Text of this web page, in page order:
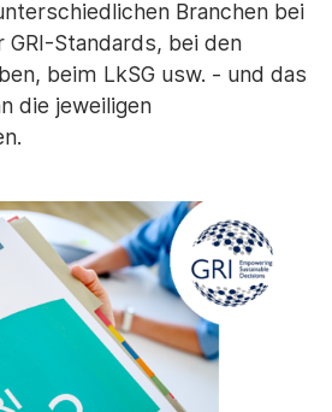
Branchen bei
Standards, bei den
beim LkSG usw. - und das
die jeweiligen